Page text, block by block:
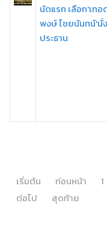
นัดแรก เลือก'เทอ
พงษ์ ไชยนันทน์'นั่ง
ประธาน
เริ่มต้น ก่อนหน้า 1
ต่อไป
สุดท้าย